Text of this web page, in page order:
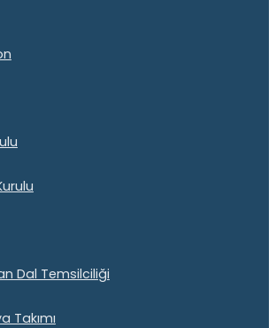
Dal Temsilciliği
Takımı